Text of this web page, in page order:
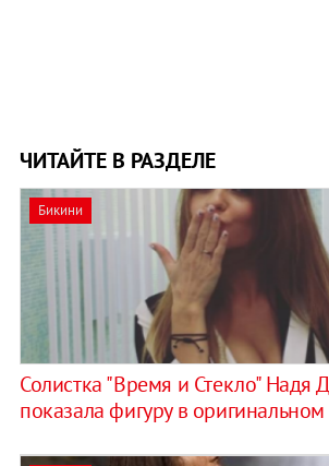
ЧИТАЙТЕ В РАЗДЕЛЕ
Бикини
Солистка "Время и Стекло" Надя
показала фигуру в